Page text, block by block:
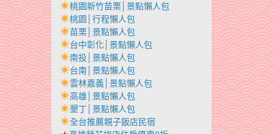
桃園新竹苗栗│景點懶人包
桃園│行程懶人包
苗栗│景點懶人包
台中彰化│景點懶人包
南投│景點懶人包
台南│景點懶人包
雲林嘉義│景點懶人包
高雄│景點懶人包
墾丁│景點懶人包
全台推薦親子飯店民宿